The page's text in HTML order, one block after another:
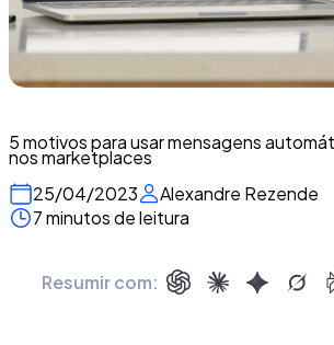
5 motivos para usar mensagens
nos marketplaces
25/04/2023
Alexandre Rezende
7 minutos de leitura
Resumir com: